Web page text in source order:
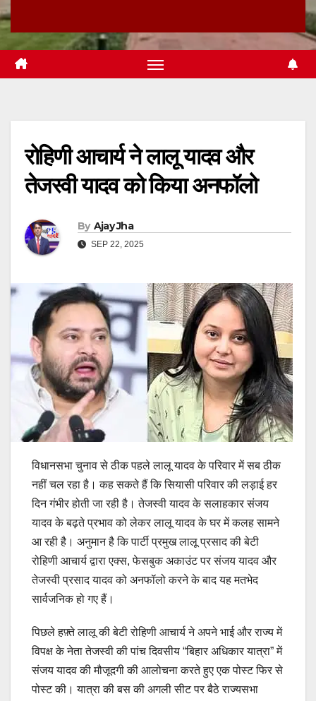
रोहिणी आचार्य ने लालू यादव और
तेजस्वी यादव को किया अनफॉलो
By Ajay Jha
SEP 22, 2025
विधानसभा चुनाव से ठीक पहले लालू यादव के परिवार में सब ठीक
नहीं चल रहा है। कह सकते हैं कि सियासी परिवार की लड़ाई हर
दिन गंभीर होती जा रही है। तेजस्वी यादव के सलाहकार संजय
यादव के बढ़ते प्रभाव को लेकर लालू यादव के घर में कलह सामने
आ रही है। अनुमान है कि पार्टी प्रमुख लालू प्रसाद की बेटी
रोहिणी आचार्य द्वारा एक्स, फेसबुक अकाउंट पर संजय यादव और
तेजस्वी प्रसाद यादव को अनफॉलो करने के बाद यह मतभेद
सार्वजनिक हो गए हैं।
पिछले हफ़्ते लालू की बेटी रोहिणी आचार्य ने अपने भाई और राज्य में
विपक्ष के नेता तेजस्वी की पांच दिवसीय “बिहार अधिकार यात्रा” में
संजय यादव की मौजूदगी की आलोचना करते हुए एक पोस्ट फिर से
पोस्ट की। यात्रा की बस की अगली सीट पर बैठे राज्यसभा